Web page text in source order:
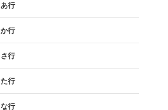
あ行
か行
さ行
た行
な行